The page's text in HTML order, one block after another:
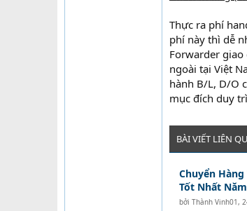
Thực ra phí
phí này thì dễ
Forwarder
ngoài tại Việt
hành B/L, D/O
mục đích duy
BÀI VIẾT LIÊN
Chuyển
Tốt Nhất
bởi Thành Vinh01,